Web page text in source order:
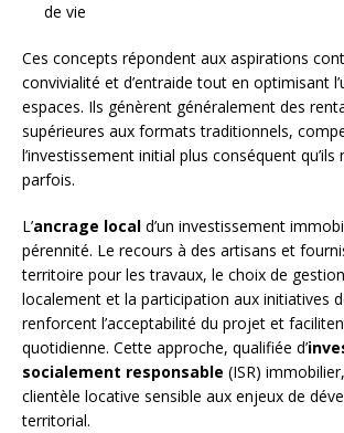
de vie
Ces concepts répondent aux aspirations
convivialité et d’entraide tout en optimisant
espaces. Ils génèrent généralement des
supérieures aux formats traditionnels,
l’investissement initial plus conséquent qu’ils
parfois.
L’ancrage local d’un investissement
pérennité. Le recours à des artisans et
territoire pour les travaux, le choix de
localement et la participation aux initiatives
renforcent l’acceptabilité du projet et
quotidienne. Cette approche, qualifiée d’
socialement responsable (ISR)
clientèle locative sensible aux enjeux de
territorial.